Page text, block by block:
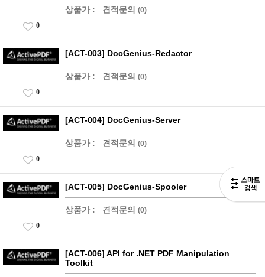
상품가 : 견적문의 (0)
0
[ACT-003] DocGenius-Redactor
상품가 : 견적문의 (0)
0
[ACT-004] DocGenius-Server
상품가 : 견적문의 (0)
0
[ACT-005] DocGenius-Spooler
상품가 : 견적문의 (0)
0
[ACT-006] API for .NET PDF Manipulation
Toolkit